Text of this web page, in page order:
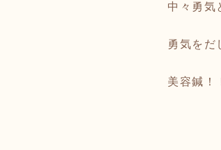
中々勇気
勇気をだ
美容鍼！